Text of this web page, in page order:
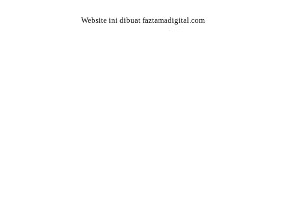
Website ini dibuat faztamadigital.com